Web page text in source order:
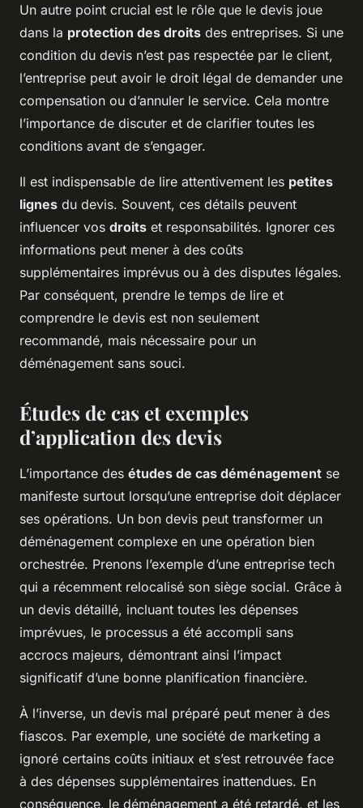
Un autre point crucial est le rôle que le devis joue
dans la protection des droits des entreprises. Si une
condition du devis n’est pas respectée par le client,
l’entreprise peut avoir le droit légal de demander une
compensation ou d’annuler le service. Cela montre
l’importance de discuter et de clarifier toutes les
conditions avant de s’engager.
Il est indispensable de lire attentivement les petites
lignes du devis. Souvent, ces détails peuvent
influencer vos droits et responsabilités. Ignorer ces
informations peut mener à des coûts
supplémentaires imprévus ou à des disputes légales.
Par conséquent, prendre le temps de lire et
comprendre le devis est non seulement
recommandé, mais nécessaire pour un
déménagement sans souci.
Études de cas et exemples
d’application des devis
L’importance des études de cas déménagement se
manifeste surtout lorsqu’une entreprise doit déplacer
ses opérations. Un bon devis peut transformer un
déménagement complexe en une opération bien
orchestrée. Prenons l’exemple d’une entreprise tech
qui a récemment relocalisé son siège social. Grâce à
un devis détaillé, incluant toutes les dépenses
imprévues, le processus a été accompli sans
accrocs majeurs, démontrant ainsi l’impact
significatif d’une bonne planification financière.
À l’inverse, un devis mal préparé peut mener à des
fiascos. Par exemple, une société de marketing a
ignoré certains coûts initiaux et s’est retrouvée face
à des dépenses supplémentaires inattendues. En
conséquence, le déménagement a été retardé, et les